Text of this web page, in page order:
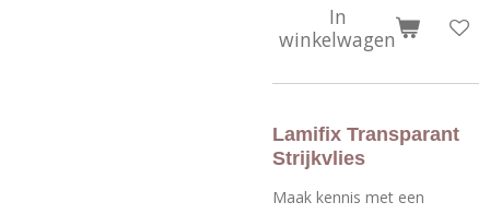
In
winkelwagen
Lamifix Transparant
Strijkvlies
Maak kennis met een